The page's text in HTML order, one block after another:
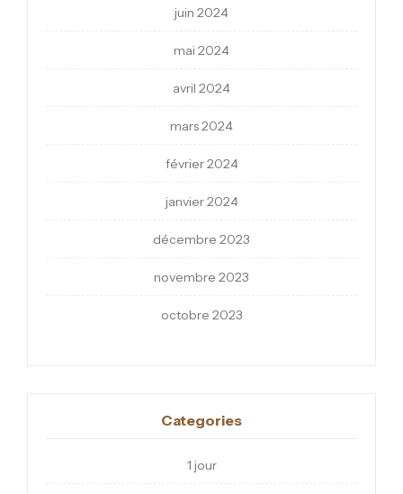
juin 2024
mai 2024
avril 2024
mars 2024
février 2024
janvier 2024
décembre 2023
novembre 2023
octobre 2023
Categories
1 jour